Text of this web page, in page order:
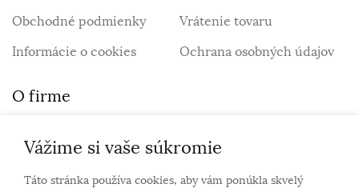
Obchodné podmienky
Vrátenie tovaru
Informácie o cookies
Ochrana osobných údajov
O firme
Personalizovaný šperk
O nás
Kontakt
Vážime si vaše súkromie
Táto stránka používa cookies, aby vám ponúkla skvelý